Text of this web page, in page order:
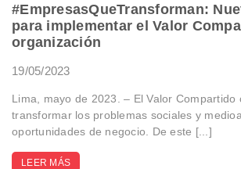
#EmpresasQueTransforman:
para implementar el Valor
organización
19/05/2023
Lima, mayo de 2023. – El Valor Compartido
transformar los problemas sociales y
oportunidades de negocio. De este [...]
LEER MÁS